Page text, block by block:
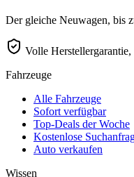
Der gleiche Neuwagen, bis
Volle
Fahrzeuge
Alle Fahrzeuge
Sofort verfügbar
Top-Deals der Woche
Kostenlose
Auto verkaufen
Wissen